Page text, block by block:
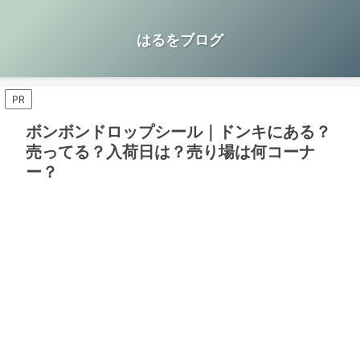
はるをブログ
PR
ボンボンドロップシール｜ドンキにある？
売ってる？入荷日は？売り場は何コーナ
ー？